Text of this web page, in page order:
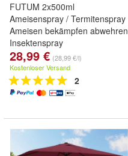
FUTUM 2x500ml
Ameisenspray / Termitenspray
Ameisen bekämpfen abwehren
Insektenspray
28,99 € (28,99 €/l)
Kostenloser Versand
2